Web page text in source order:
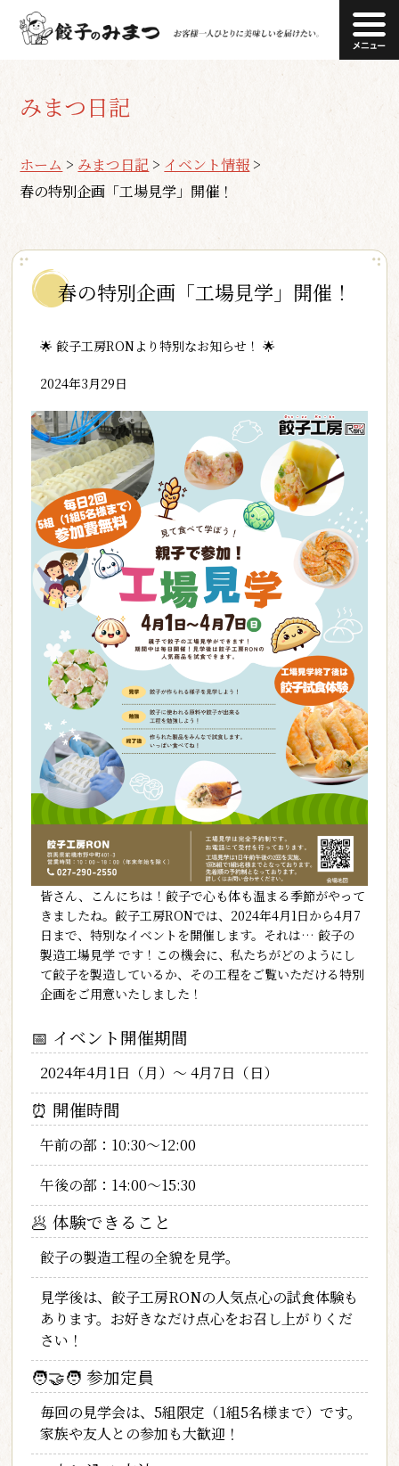
みまつ日記
ホーム > みまつ日記 > イベント情報 >
春の特別企画「工場見学」開催！
春の特別企画「工場見学」開催！
🌟餃子工房RONより特別なお知らせ！ 🌟
2024年3月29日
皆さん、こんにちは！餃子で心も体も温まる季節がやって
きましたね。餃子工房RONでは、2024年4月1日から4月7
日まで、特別なイベントを開催します。それは…餃子の
製造工場見学 です！この機会に、私たちがどのようにし
て餃子を製造しているか、その工程をご覧いただける特別
企画をご用意いたしました！
📅 イベント開催期間
2024年4月1日（月）〜 4月7日（日）
⏰ 開催時間
午前の部 ：10:30〜12:00
午後の部 ：14:00〜15:30
🥟体験できること
餃子の製造工程の全貌を見学。
見学後は、餃子工房RONの人気点心の試食体験も
あります。お好きなだけ点心をお召し上がりくだ
さい！
🧑‍🤝‍🧑 参加定員
毎回の見学会は、5組限定（1組5名様まで）です。
家族や友人との参加も大歓迎！